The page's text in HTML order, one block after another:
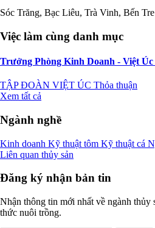
Sóc Trăng, Bạc Liêu, Trà Vinh, Bến Tre
Việc làm cùng danh mục
Trưởng Phòng Kinh Doanh - Việt
TẬP ĐOÀN VIỆT ÚC Thỏa thuận
Xem tất cả
Ngành nghề
Kinh doanh Kỹ thuật tôm Kỹ thuật cá
Liên quan thủy sản
Đăng ký nhận bản tin
Nhận thông tin mới nhất về ngành thủy
thức nuôi trồng.